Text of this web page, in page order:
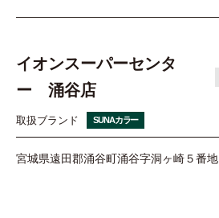
イオンスーパーセンタ
ー 涌谷店
取扱ブランド SUNAカラー
宮城県遠田郡涌谷町涌谷字洞ヶ崎５番地